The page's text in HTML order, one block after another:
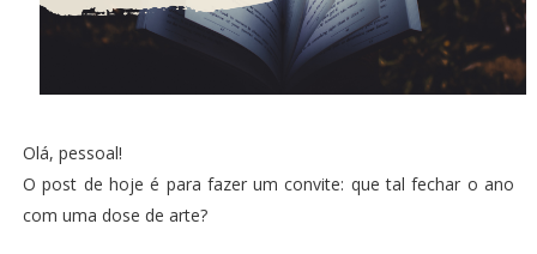
Olá, pessoal!
O post de hoje é para fazer um convite: que tal fechar o ano
com uma dose de arte?